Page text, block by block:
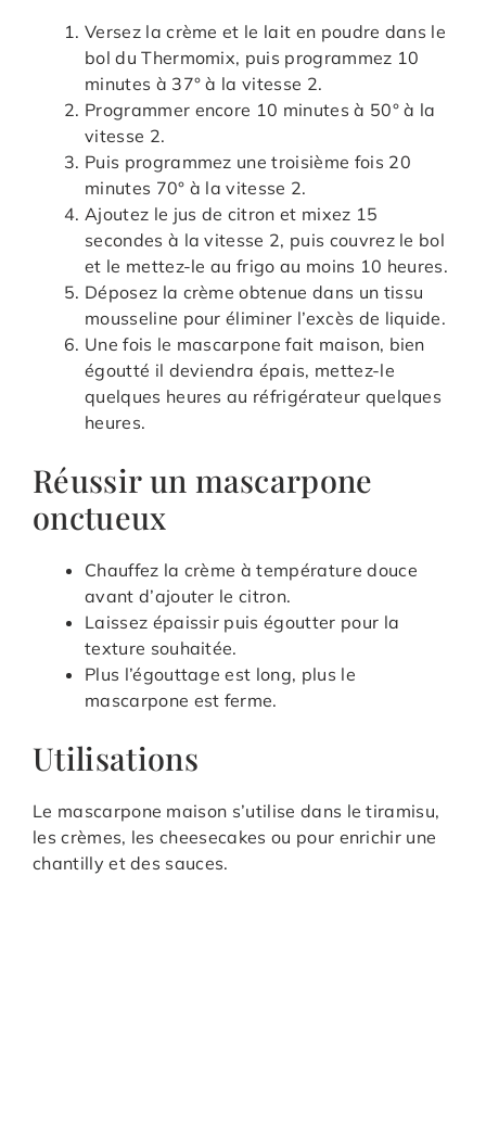
Versez la crème et le lait en poudre dans le
bol du Thermomix, puis programmez 10
minutes à 37° à la vitesse 2.
Programmer encore 10 minutes à 50° à la
vitesse 2.
Puis programmez une troisième fois 20
minutes 70° à la vitesse 2.
Ajoutez le jus de citron et mixez 15
secondes à la vitesse 2, puis couvrez le bol
et le mettez-le au frigo au moins 10 heures.
Déposez la crème obtenue dans un tissu
mousseline pour éliminer l’excès de liquide.
Une fois le mascarpone fait maison, bien
égoutté il deviendra épais, mettez-le
quelques heures au réfrigérateur quelques
heures.
Réussir un mascarpone
onctueux
Chauffez la crème à température douce
avant d’ajouter le citron.
Laissez épaissir puis égoutter pour la
texture souhaitée.
Plus l’égouttage est long, plus le
mascarpone est ferme.
Utilisations
Le mascarpone maison s’utilise dans le tiramisu,
les crèmes, les cheesecakes ou pour enrichir une
chantilly et des sauces.